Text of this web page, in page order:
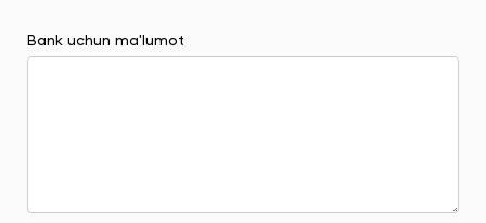
Bank uchun ma'lumot